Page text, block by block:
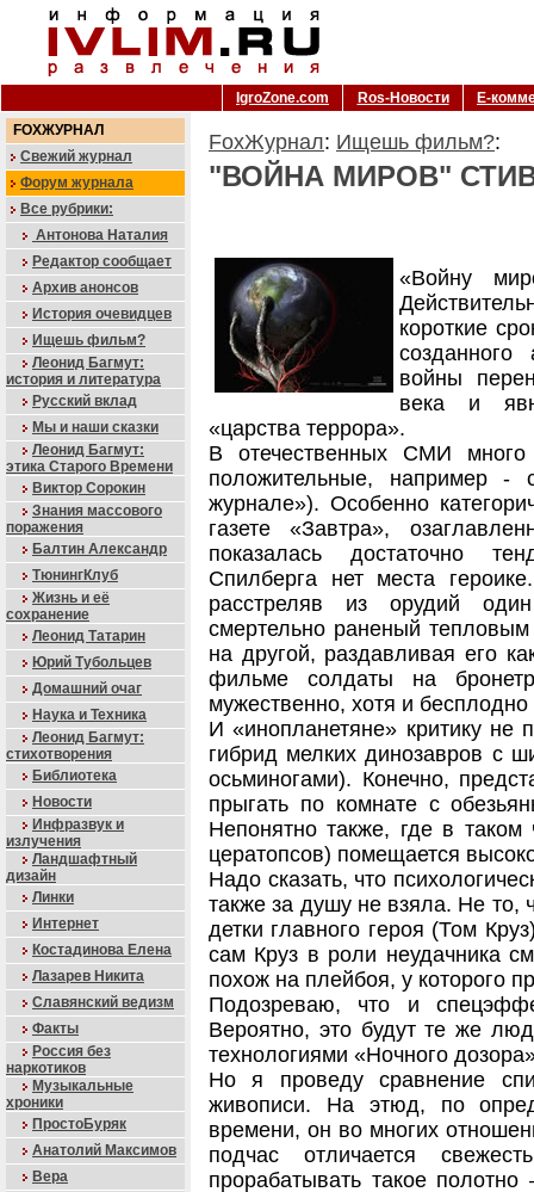
IgroZone.com Ros-Новости
Е-
FOXЖУРНАЛ
Свежий журнал
Форум журнала
Все рубрики:
Антонова Наталия
Редактор сообщает
Архив анонсов
История очевидцев
Ищешь фильм?
Леонид Багмут:
история и литература
Русский вклад
Мы и наши сказки
Леонид Багмут:
этика Старого Времени
Виктор Сорокин
Знания массового
поражения
Балтин Александр
ТюнингКлуб
Жизнь и её
сохранение
Леонид Татарин
Юрий Тубольцев
Домашний очаг
Наука и Техника
Леонид Багмут:
стихотворения
Библиотека
Новости
Инфразвук и
излучения
Ландшафтный
дизайн
Линки
Интернет
Костадинова Елена
Лазарев Никита
Славянский ведизм
Факты
Россия без
наркотиков
Музыкальные
хроники
ПростоБуряк
Анатолий Максимов
Вера
FoxЖурнал: Ищешь фильм?:
"ВОЙНА МИРОВ"
«Войну
короткие
войны
века и
«царства террора».
В отечественных СМИ много
положительные, например -
журнале»). Особенно
газете «Завтра»,
показалась достаточно
Спилберга нет места
расстреляв из орудий
смертельно раненый
на другой, раздавливая его
фильме солдаты на
мужественно, хотя и
И «инопланетяне» критику не
гибрид мелких динозавров с
осьминогами). Конечно,
прыгать по комнате с
Непонятно также, где в
цератопсов) помещается
Надо сказать, что
также за душу не взяла. Не то,
детки главного героя (Том
сам Круз в роли неудачника
похож на плейбоя, у которого
Подозреваю, что и
Вероятно, это будут те же
технологиями «Ночного
Но я проведу сравнение
живописи. На этюд, по
времени, он во многих
подчас отличается
прорабатывать такое